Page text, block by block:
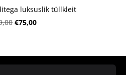
luksuslik tüllkleit
€75,00